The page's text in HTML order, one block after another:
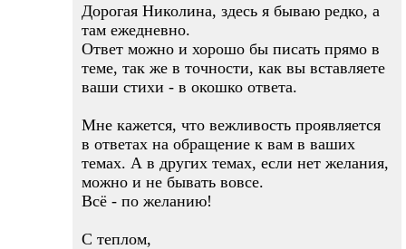
Дорогая Николина, здесь я бываю редко, а
там ежедневно.
Ответ можно и хорошо бы писать прямо в
теме, так же в точности, как вы вставляете
ваши стихи - в окошко ответа.
Мне кажется, что вежливость проявляется
в ответах на обращение к вам в ваших
темах. А в других темах, если нет желания,
можно и не бывать вовсе.
Всё - по желанию!
С теплом,